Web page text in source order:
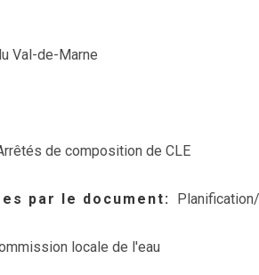
Val-de-Marne
de composition de CLE
par le document
locale de l'eau